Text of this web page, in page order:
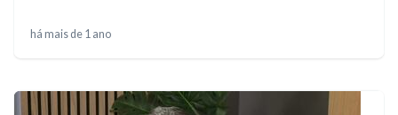
há mais de 1 ano